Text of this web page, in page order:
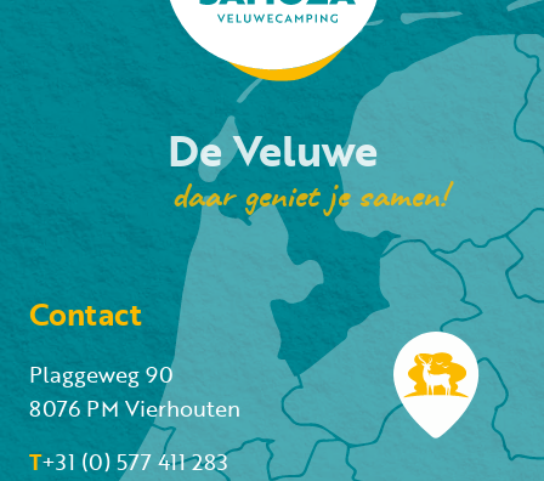
De Veluwe
daar geniet je samen!
Contact
Plaggeweg 90
8076 PM Vierhouten
T+31 (0) 577 411 283